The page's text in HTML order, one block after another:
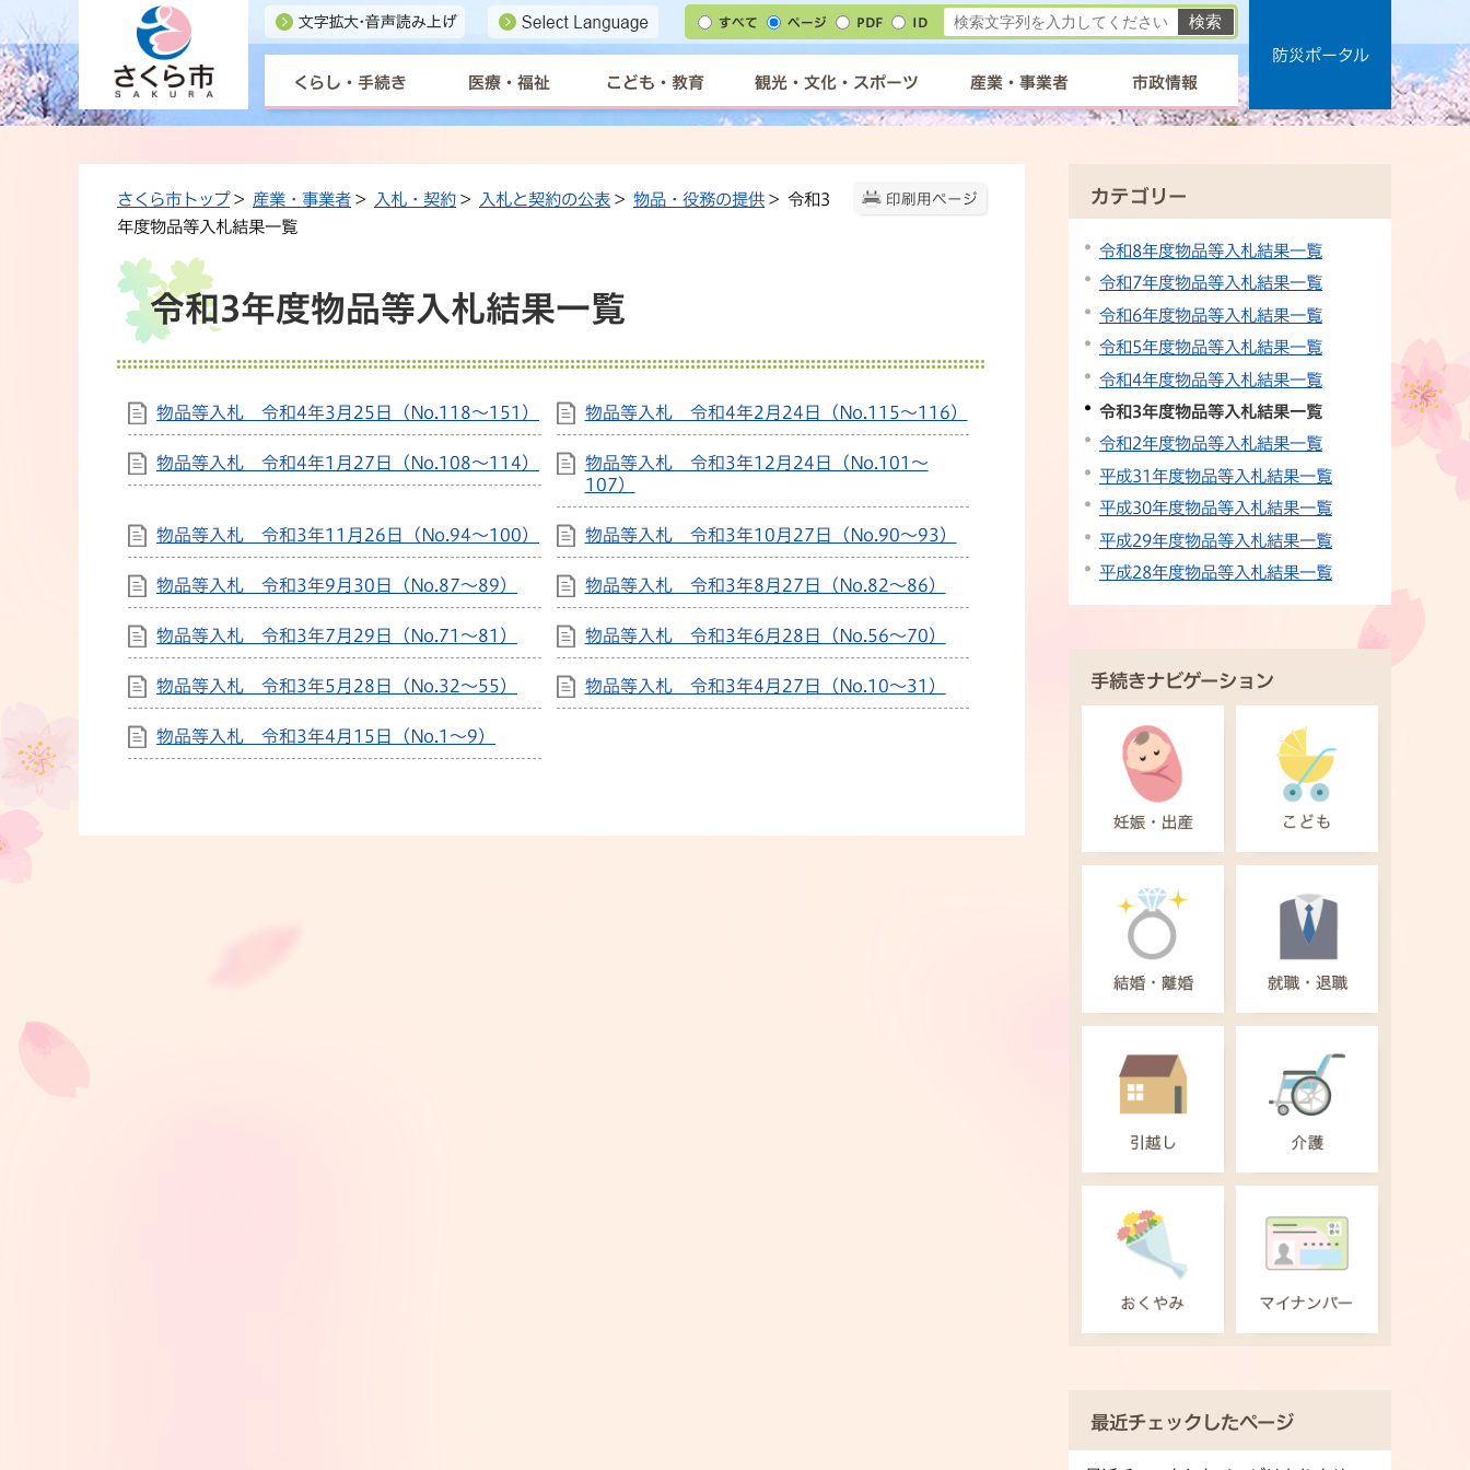
すべて ページ PDF ID
くらし・手続き 医療・福祉 こども・教育 観光・文化・スポーツ 産業・事業者 市政情報
防災ポータル
印刷用ページ
さくら市トップ> 産業・事業者 > 入札・契約 > 入札と契約の公表 > 物品・役務の提供 > 令和3
年度物品等入札結果一覧
令和3年度物品等入札結果一覧
物品等入札 令和4年3月25日（No.118～151） 物品等入札 令和4年2月24日（No.115～116）
物品等入札 令和4年1月27日（No.108～114）
物品等入札 令和3年12月24日（No.101～
107）
物品等入札 令和3年11月26日（No.94～100） 物品等入札 令和3年10月27日（No.90～93）
物品等入札 令和3年9月30日（No.87～89） 物品等入札 令和3年8月27日（No.82～86）
物品等入札 令和3年7月29日（No.71～81） 物品等入札 令和3年6月28日（No.56～70）
物品等入札 令和3年5月28日（No.32～55） 物品等入札 令和3年4月27日（No.10～31）
物品等入札 令和3年4月15日（No.1～9）
カテゴリー
令和8年度物品等入札結果一覧
令和7年度物品等入札結果一覧
令和6年度物品等入札結果一覧
令和5年度物品等入札結果一覧
令和4年度物品等入札結果一覧
令和3年度物品等入札結果一覧
令和2年度物品等入札結果一覧
平成31年度物品等入札結果一覧
平成30年度物品等入札結果一覧
平成29年度物品等入札結果一覧
平成28年度物品等入札結果一覧
手続きナビゲーション
最近チェックしたページ